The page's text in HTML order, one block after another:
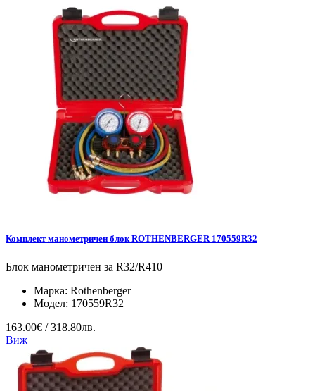
Комплект манометричен блок ROTHENBERGER 170559R32
Блок манометричен за R32/R410
Марка: Rothenberger
Модел: 170559R32
163.00€ / 318.80лв.
Виж